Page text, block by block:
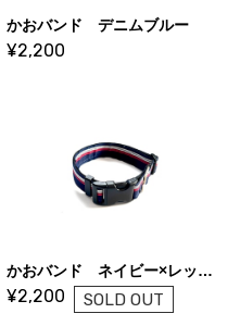
かおバンド デニムブルー
¥2,200
かおバンド ネイビー×レッド×ホワイト
¥2,200 SOLD OUT